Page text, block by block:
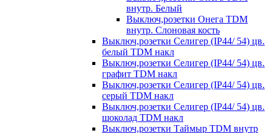
внутр. Белый
Выключ,розетки Онега TDM
внутр. Слоновая кость
Выключ,розетки Селигер (IP44/ 54) цв.
белый TDM накл
Выключ,розетки Селигер (IP44/ 54) цв.
графит TDM накл
Выключ,розетки Селигер (IP44/ 54) цв.
серый TDM накл
Выключ,розетки Селигер (IP44/ 54) цв.
шоколад TDM накл
Выключ,розетки Таймыр TDM внутр